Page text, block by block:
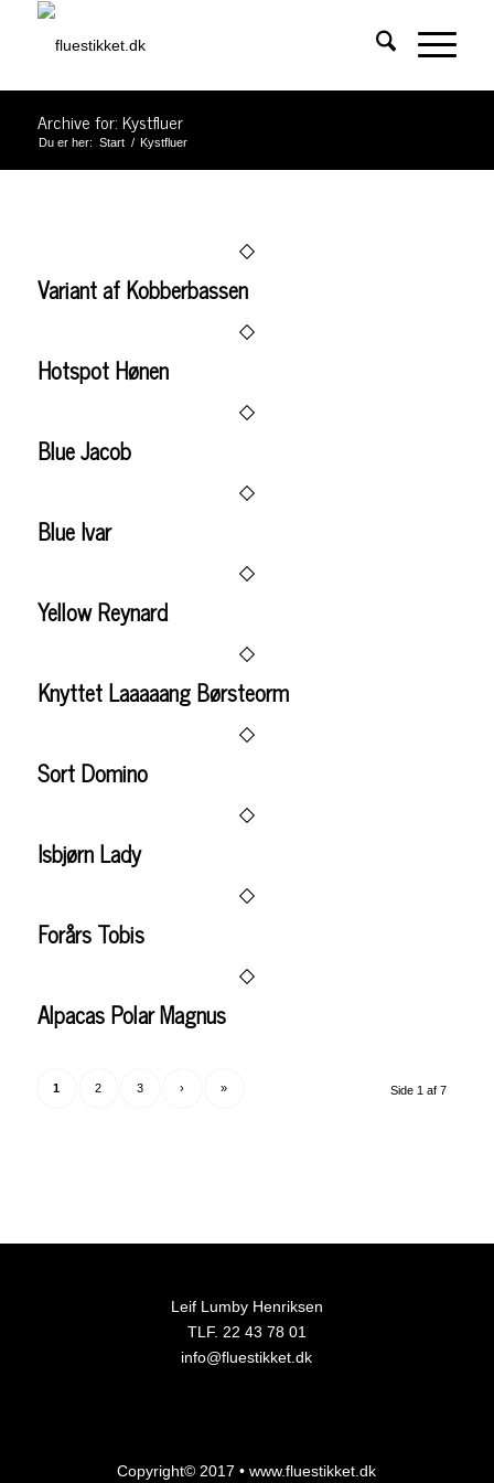
Archive for: Kystfluer
Du er her: Start / Kystfluer
Variant af Kobberbassen
Hotspot Hønen
Blue Jacob
Blue Ivar
Yellow Reynard
Knyttet Laaaaang Børsteorm
Sort Domino
Isbjørn Lady
Forårs Tobis
Alpacas Polar Magnus
Side 1 af 7
1 2 3 › »
Leif Lumby Henriksen
TLF. 22 43 78 01
info@fluestikket.dk
Copyright© 2017 • www.fluestikket.dk